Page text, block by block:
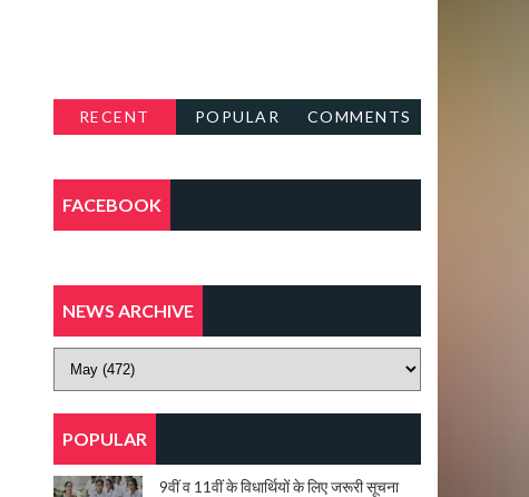
RECENT POPULAR COMMENTS
FACEBOOK
NEWS ARCHIVE
POPULAR
9वीं व 11वीं के विधार्थियों के लिए जरूरी सूचना